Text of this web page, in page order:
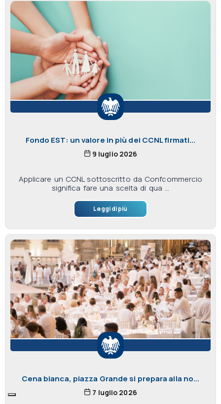
Fondo EST: un valore in più dei CCNL firmati...
9 luglio 2026
Applicare un CCNL sottoscritto da Confcommercio
significa fare una scelta di qua ...
Leggi di più
Cena bianca, piazza Grande si prepara alla no...
7 luglio 2026